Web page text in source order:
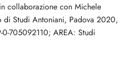
collaborazione con Michele
di Studi Antoniani, Padova 2020,
705092110; AREA: Studi